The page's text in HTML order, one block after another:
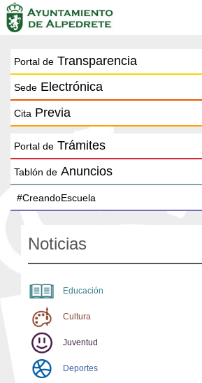
Portal de Transparencia
Sede Electrónica
Cita Previa
Portal de Trámites
Tablón de Anuncios
Noticias
Educación
Cultura
Juventud
Deportes